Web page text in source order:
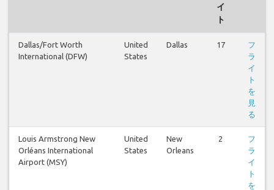
イ
ト
Dallas/Fort Worth
International (DFW)
United
States
Dallas 17
フ
ラ
イ
ト
を
見
る
Louis Armstrong New
Orléans International
Airport (MSY)
United
States
New
Orleans
2
フ
ラ
イ
ト
を